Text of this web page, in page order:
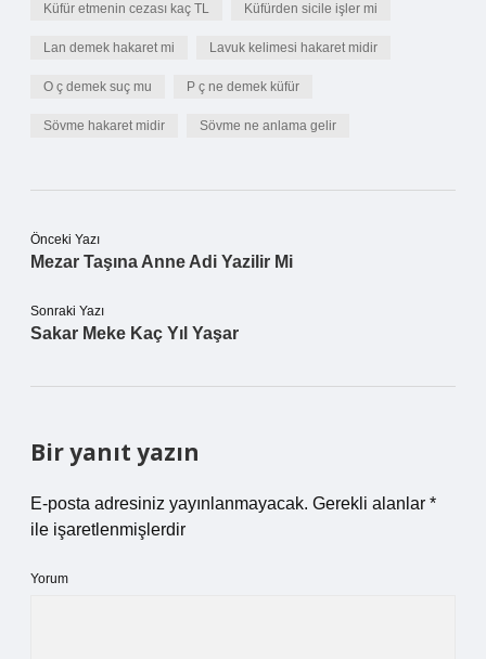
Küfür etmenin cezası kaç TL Küfürden sicile işler mi
Lan demek hakaret mi Lavuk kelimesi hakaret midir
O ç demek suç mu P ç ne demek küfür
Sövme hakaret midir Sövme ne anlama gelir
Önceki Yazı
Mezar Taşına Anne Adi Yazilir Mi
Sonraki Yazı
Sakar Meke Kaç Yıl Yaşar
Bir yanıt yazın
E-posta adresiniz yayınlanmayacak. Gerekli alanlar *
ile işaretlenmişlerdir
Yorum